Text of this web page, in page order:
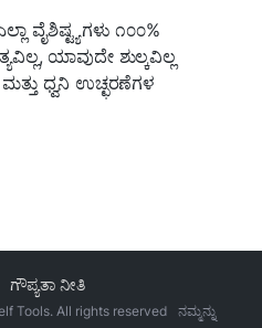
ವೈಶಿಷ್ಟ್ಯಗಳು ೧೦೦%
ಯಾವುದೇ ಶುಲ್ಕವಿಲ್ಲ
ಧ್ವನಿ ಉಚ್ಛರಣೆಗಳ
ಗೌಪ್ಯತಾ ನೀತಿ
Tools. All rights reserved
ನಮ್ಮನ್ನು